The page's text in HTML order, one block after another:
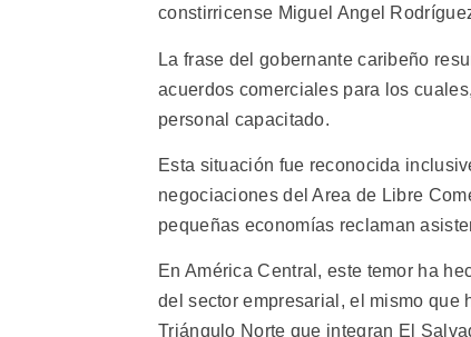
constirricense Miguel Angel
La frase del gobernante caribeño
acuerdos comerciales para los
personal capacitado.
Esta situación fue reconocida
negociaciones del Area de Libre
pequeñas economías reclaman
En América Central, este temor ha
del sector empresarial, el mismo que
Triángulo Norte que integran El